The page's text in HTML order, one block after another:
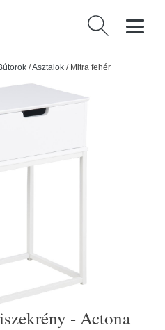
Keresés:
/Asztalok / Mitra fehér
- Actona